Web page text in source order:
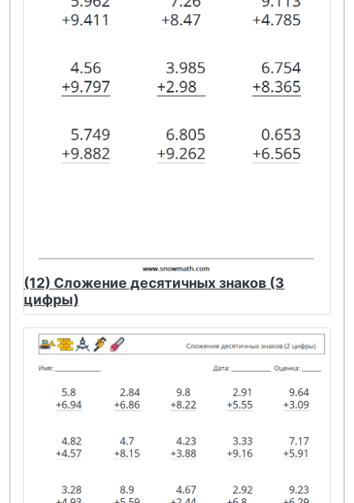
(12) Сложение десятичных знаков (3
цифры)